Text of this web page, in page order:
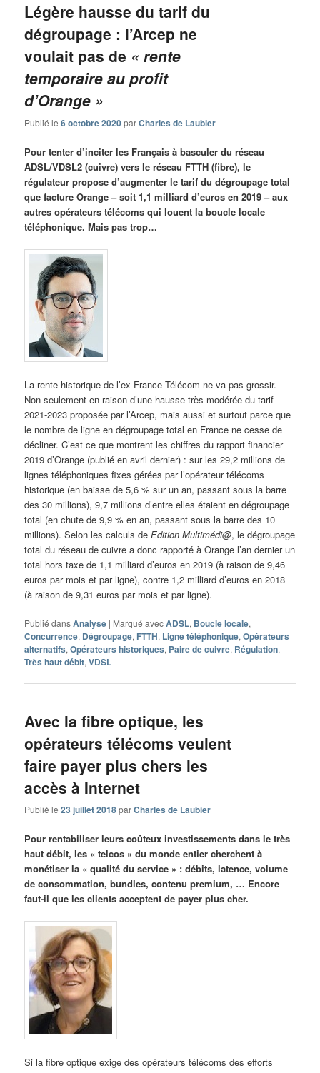
Légère hausse du tarif du
dégroupage : l’Arcep ne
voulait pas de « rente
temporaire au profit
d’Orange »
Publié le6 octobre 2020parCharles de Laubier
Pour tenter d’inciter les Français à basculer du réseau
ADSL/VDSL2 (cuivre) vers le réseau FTTH (fibre), le
régulateur propose d’augmenter le tarif du dégroupage total
que facture Orange – soit 1,1 milliard d’euros en 2019 – aux
autres opérateurs télécoms qui louent la boucle locale
téléphonique. Mais pas trop…
La rente historique de l’ex-France Télécom ne va pas grossir.
Non seulement en raison d’une hausse très modérée du tarif
2021-2023 proposée par l’Arcep, mais aussi et surtout parce que
le nombre de ligne en dégroupage total en France ne cesse de
décliner. C’est ce que montrent les chiffres du rapport financier
2019 d’Orange (publié en avril dernier) : sur les 29,2 millions de
lignes téléphoniques fixes gérées par l’opérateur télécoms
historique (en baisse de 5,6 % sur un an, passant sous la barre
des 30 millions), 9,7 millions d’entre elles étaient en dégroupage
total (en chute de 9,9 % en an, passant sous la barre des 10
millions). Selon les calculs deEdition Multimédi@, le dégroupage
total du réseau de cuivre a donc rapporté à Orange l’an dernier un
total hors taxe de 1,1 milliard d’euros en 2019 (à raison de 9,46
euros par mois et par ligne), contre 1,2 milliard d’euros en 2018
(à raison de 9,31 euros par mois et par ligne).
Publié dansAnalyse | Marqué avecADSL, Boucle locale,
Concurrence, Dégroupage, FTTH, Ligne téléphonique,Opérateurs
alternatifs,Opérateurs historiques, Paire de cuivre, Régulation,
Très haut débit,VDSL
Avec la fibre optique, les
opérateurs télécoms veulent
faire payer plus chers les
accès à Internet
Publié le23 juillet 2018parCharles de Laubier
Pour rentabiliser leurs coûteux investissements dans le très
haut débit, les « telcos » du monde entier cherchent à
monétiser la « qualité du service » : débits, latence, volume
de consommation, bundles, contenu premium, … Encore
faut-il que les clients acceptent de payer plus cher.
Si la fibre optique exige des opérateurs télécoms des efforts